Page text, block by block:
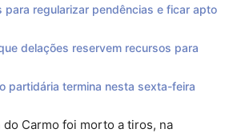
para regularizar pendências e ficar apto
delações reservem recursos para
partidária termina nesta sexta-feira
do Carmo foi morto a tiros, na